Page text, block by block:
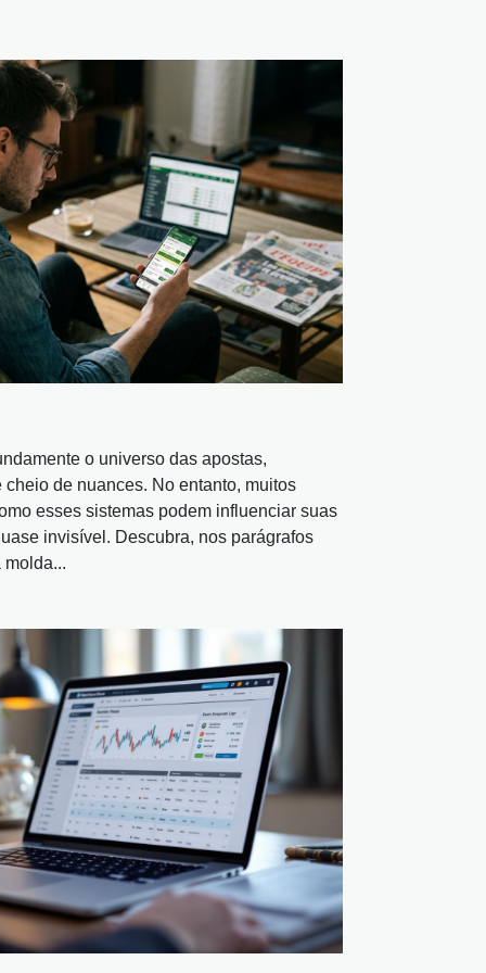
o universo das apostas,
de nuances. No entanto, muitos
esses sistemas podem influenciar suas
invisível. Descubra, nos parágrafos